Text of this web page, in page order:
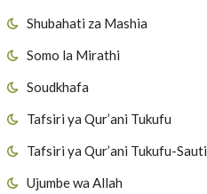
Shubahati za Mashia
Somo la Mirathi
Soudkhafa
Tafsiri ya Qur’ani Tukufu
Tafsiri ya Qur’ani Tukufu-Sauti
Ujumbe wa Allah